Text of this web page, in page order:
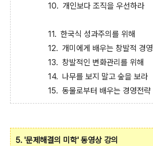
10. 개인보다 조직을 우선하라
11. 한국식 성과주의를 위해
12. 개미에게 배우는 창발적 경영
13. 창발적인 변화관리를 위해
14. 나무를 보지 말고 숲을 보라
15. 동물로부터 배우는 경영전략
5. '문제해결의 미학' 동영상 강의